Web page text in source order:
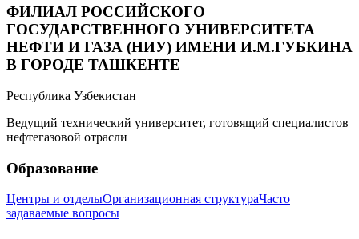
21.03.01
Подробнее
«ЭКСПЛУАТАЦИЯ И
ОБСЛУЖИВАНИЕ ОБЪЕКТОВ
ДОБЫЧИ ГАЗА, ГАЗОКОНДЕНСАТА
И ПОДЗЕМНЫХ ХРАНИЛИЩ»
21.03.01